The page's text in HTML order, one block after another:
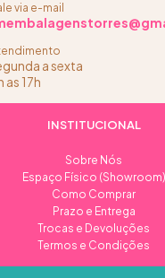
via e-mail
a sexta
as 17h
INSTITUCIONAL
Sobre Nós
Espaço Físico (Showroom)
Como Comprar
Prazo e Entrega
Trocas e Devoluções
Termos e Condições